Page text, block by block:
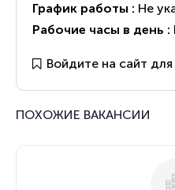
График работы : Не
Рабочие часы в день :
Войдите на сайт
ПОХОЖИЕ ВАКАНСИИ